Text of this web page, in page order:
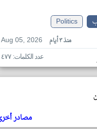
Politics
Aug 05, 2026
منذ ٣ أيام
عدد الكلمات: ٤٧٧
مصادر